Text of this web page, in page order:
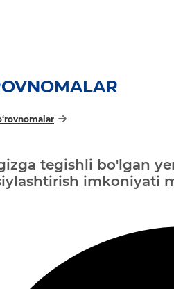
tegishli bo'lgan
imkoniyati